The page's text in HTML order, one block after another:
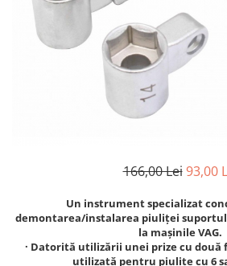
Dulapuri Bancuri Carucioare
Bancuri de lucru
Carucioare pentru marfa
Cutii pentru scule
Dulapuri echipate
Dulapuri pentru scule
Magneti fixare sudura
166,00 Lei 93,00
Un instrument specializat
demontarea/instalarea piuliței
la mașinile VAG.
· Datorită utilizării unei prize cu
utilizată pentru piulițe cu 6